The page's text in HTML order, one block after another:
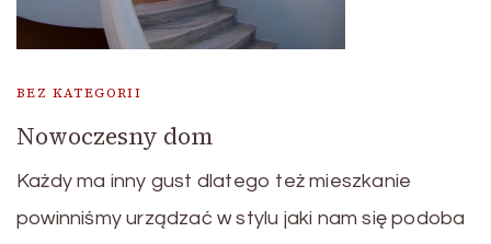
BEZ KATEGORII
Nowoczesny dom
Każdy ma inny gust dlatego też mieszkanie
powinniśmy urządzać w stylu jaki nam się podoba